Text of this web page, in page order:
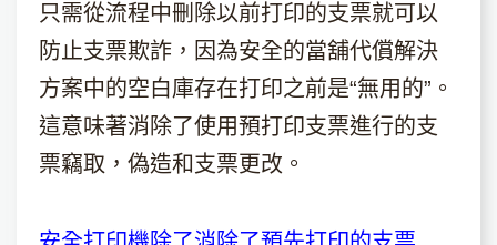
只需從流程中刪除以前打印的支票就可以
防止支票欺詐，因為安全的當舖代償解決
方案中的空白庫存在打印之前是“無用的”。
這意味著消除了使用預打印支票進行的支
票竊取，偽造和支票更改。